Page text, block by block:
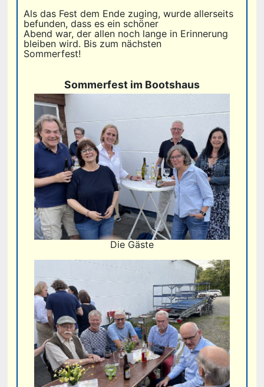
Als das Fest dem Ende zuging, wurde allerseits
befunden, dass es ein schöner
Abend war, der allen noch lange in Erinnerung
bleiben wird. Bis zum nächsten
Sommerfest!
Sommerfest im Bootshaus
Die Gäste